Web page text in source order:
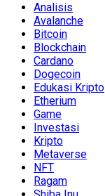
Analisis
Avalanche
Bitcoin
Blockchain
Cardano
Dogecoin
Edukasi Kripto
Etherium
Game
Investasi
Kripto
Metaverse
NFT
Ragam